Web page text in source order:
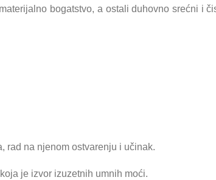
bogatstvo, a ostali duhovno srećni i
rad na njenom ostvarenju i učinak.
je izvor izuzetnih umnih moći.